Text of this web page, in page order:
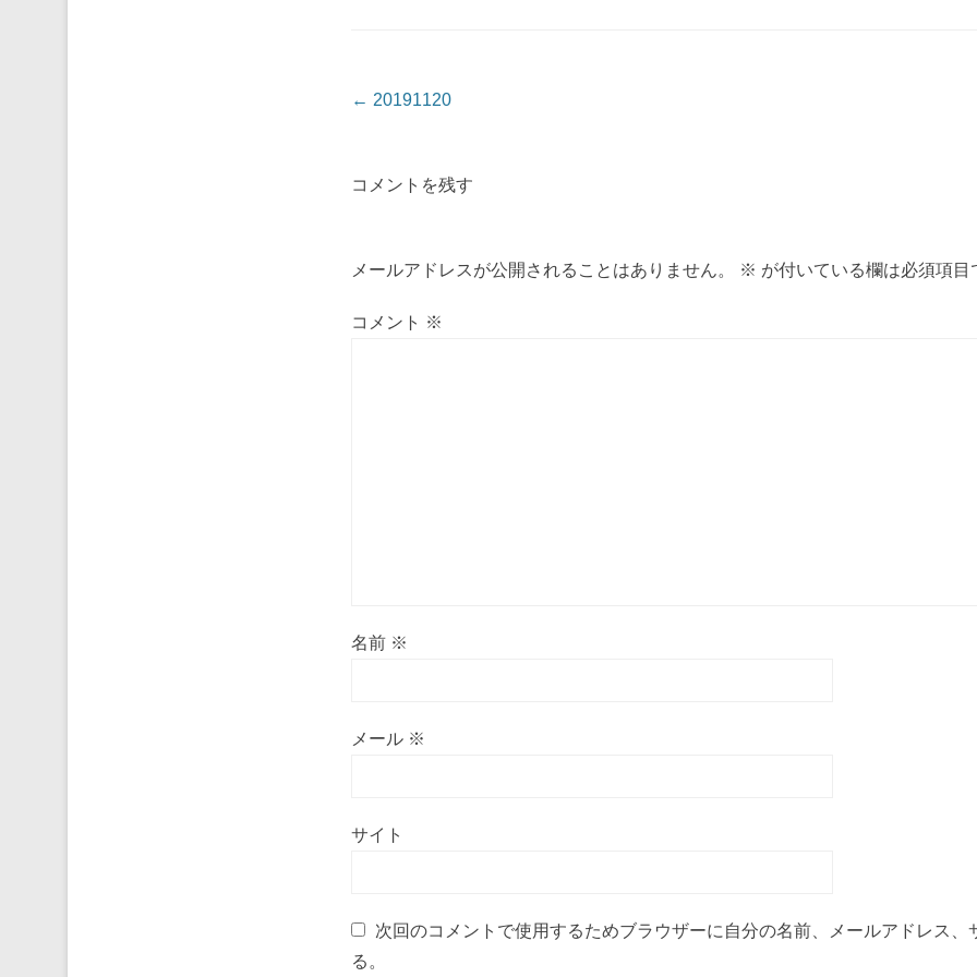
投稿ナビゲーション
← 20191120
コメントを残す
メールアドレスが公開されることはありません。 ※ が付いている欄は必須項目
コメント ※
名前 ※
メール ※
サイト
次回のコメントで使用するためブラウザーに自分の名前、メールアドレス、
る。